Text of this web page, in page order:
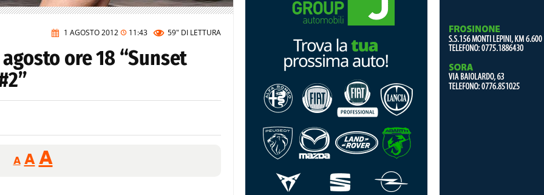
1 AGOSTO 2012 11:43 59" DI LETTURA
ore 18 “Sunset
A
Reducir
tamaño
A Restablecer
tamaño
AAumentar